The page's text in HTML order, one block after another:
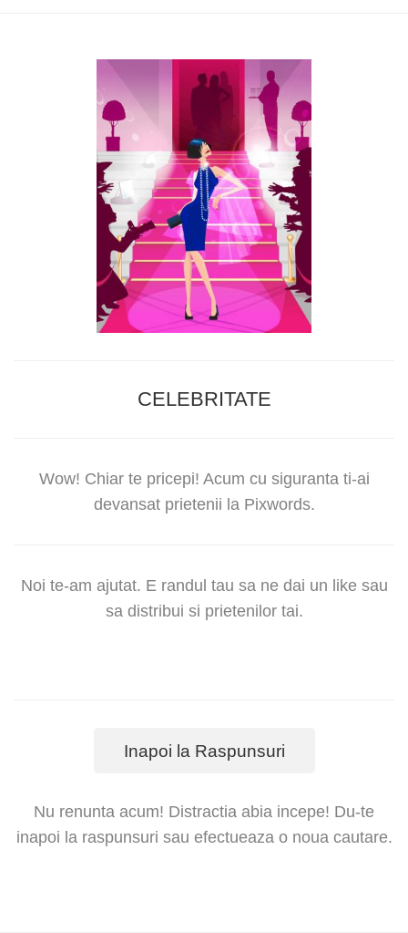
CELEBRITATE
Wow! Chiar te pricepi! Acum cu siguranta ti-ai
devansat prietenii la Pixwords.
Noi te-am ajutat. E randul tau sa ne dai un like sau
sa distribui si prietenilor tai.
Inapoi la Raspunsuri
Nu renunta acum! Distractia abia incepe! Du-te
inapoi la raspunsuri sau efectueaza o noua cautare.